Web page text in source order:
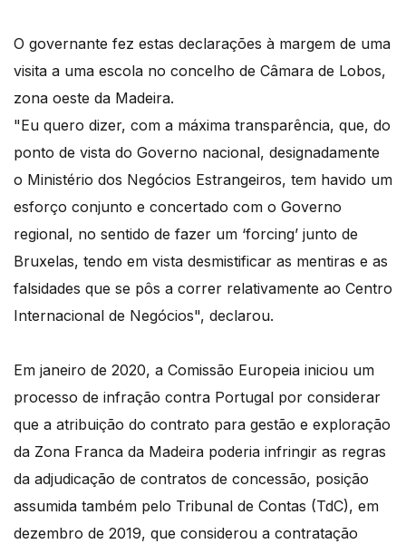
O governante fez estas declarações à margem de uma
visita a uma escola no concelho de Câmara de Lobos,
zona oeste da Madeira.
"Eu quero dizer, com a máxima transparência, que, do
ponto de vista do Governo nacional, designadamente
o Ministério dos Negócios Estrangeiros, tem havido um
esforço conjunto e concertado com o Governo
regional, no sentido de fazer um ‘forcing’ junto de
Bruxelas, tendo em vista desmistificar as mentiras e as
falsidades que se pôs a correr relativamente ao Centro
Internacional de Negócios", declarou.
Em janeiro de 2020, a Comissão Europeia iniciou um
processo de infração contra Portugal por considerar
que a atribuição do contrato para gestão e exploração
da Zona Franca da Madeira poderia infringir as regras
da adjudicação de contratos de concessão, posição
assumida também pelo Tribunal de Contas (TdC), em
dezembro de 2019, que considerou a contratação